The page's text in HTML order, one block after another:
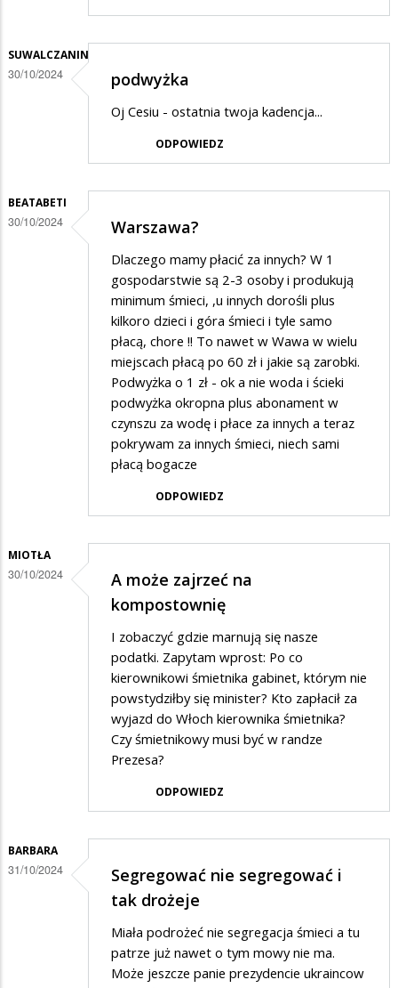
SUWALCZANIN
30/10/2024 podwyżka
Oj Cesiu - ostatnia twoja kadencja...
ODPOWIEDZ
BEATABETI
30/10/2024 Warszawa?
Dlaczego mamy płacić za innych? W 1
gospodarstwie są 2-3 osoby i produkują
minimum śmieci, ,u innych dorośli plus
kilkoro dzieci i góra śmieci i tyle samo
płacą, chore !! To nawet w Wawa w wielu
miejscach płacą po 60 zł i jakie są zarobki.
Podwyżka o 1 zł - ok a nie woda i ścieki
podwyżka okropna plus abonament w
czynszu za wodę i płace za innych a teraz
pokrywam za innych śmieci, niech sami
płacą bogacze
ODPOWIEDZ
MIOTŁA
30/10/2024
A może zajrzeć na
kompostownię
I zobaczyć gdzie marnują się nasze
podatki. Zapytam wprost: Po co
kierownikowi śmietnika gabinet, którym nie
powstydziłby się minister? Kto zapłacił za
wyjazd do Włoch kierownika śmietnika?
Czy śmietnikowy musi być w randze
Prezesa?
ODPOWIEDZ
BARBARA
31/10/2024
Segregować nie segregować i
tak drożeje
Miała podrożeć nie segregacja śmieci a tu
patrze już nawet o tym mowy nie ma.
Może jeszcze panie prezydencie ukraincow